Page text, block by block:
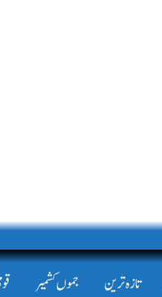
تازہ ترین جموں کشمیر